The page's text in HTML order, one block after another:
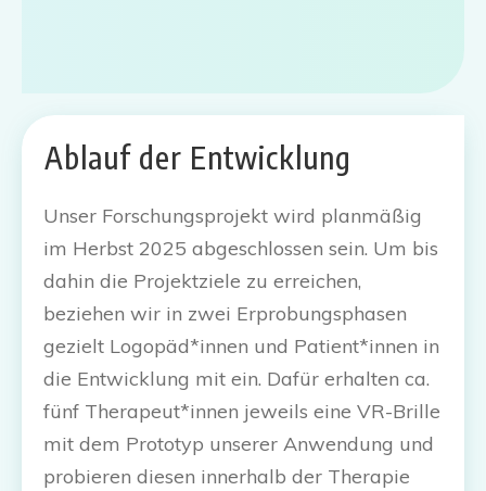
Ablauf der Entwicklung
Unser Forschungsprojekt wird planmäßig
im Herbst 2025 abgeschlossen sein. Um bis
dahin die Projektziele zu erreichen,
beziehen wir in zwei Erprobungsphasen
gezielt Logopäd*innen und Patient*innen in
die Entwicklung mit ein. Dafür erhalten ca.
fünf Therapeut*innen jeweils eine VR-Brille
mit dem Prototyp unserer Anwendung und
probieren diesen innerhalb der Therapie